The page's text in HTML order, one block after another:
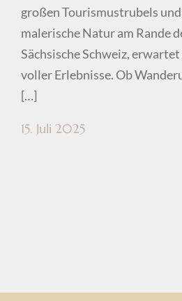
großen Tourismustrubels
malerische Natur am Rande
Sächsische Schweiz,
voller Erlebnisse. Ob
[…]
15. Juli 2025